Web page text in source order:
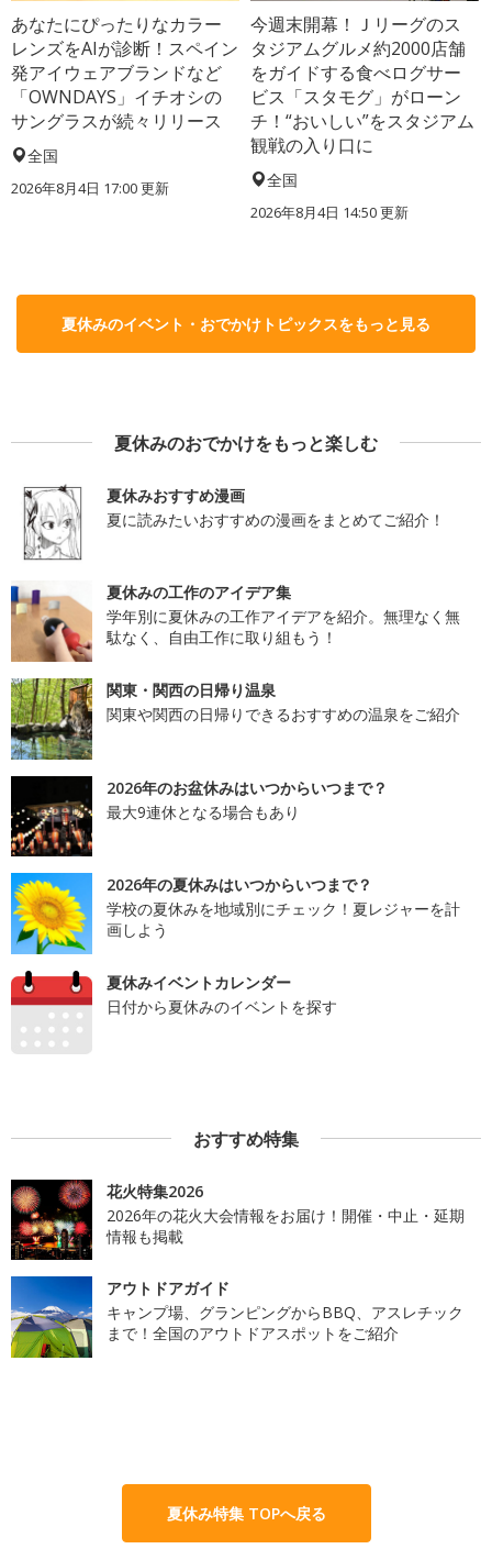
あなたにぴったりなカラー
レンズをAIが診断！スペイン
発アイウェアブランドなど
「OWNDAYS」イチオシの
サングラスが続々リリース
全国
2026年8月4日 17:00更新
今週末開幕！Ｊリーグのス
タジアムグルメ約2000店舗
をガイドする食べログサー
ビス「スタモグ」がローン
チ！“おいしい”をスタジアム
観戦の入り口に
全国
2026年8月4日 14:50更新
夏休みのイベント・おでかけトピックスをもっと見る
夏休みのおでかけをもっと楽しむ
夏休みおすすめ漫画
夏に読みたいおすすめの漫画をまとめてご紹介！
夏休みの工作のアイデア集
学年別に夏休みの工作アイデアを紹介。無理なく無
駄なく、自由工作に取り組もう！
関東・関西の日帰り温泉
関東や関西の日帰りできるおすすめの温泉をご紹介
2026年のお盆休みはいつからいつまで？
最大9連休となる場合もあり
2026年の夏休みはいつからいつまで？
学校の夏休みを地域別にチェック！夏レジャーを計
画しよう
夏休みイベントカレンダー
日付から夏休みのイベントを探す
おすすめ特集
花火特集2026
2026年の花火大会情報をお届け！開催・中止・延期
情報も掲載
アウトドアガイド
キャンプ場、グランピングからBBQ、アスレチック
まで！全国のアウトドアスポットをご紹介
夏休み特集 TOPへ戻る